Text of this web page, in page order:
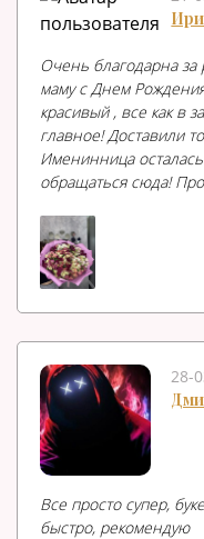
Очень благодарна за
маму с Днем
красивый , все как в
главное! Доставили
Именинница
обращаться сюда!
28-
Все просто супер,
быстро, рекомендую